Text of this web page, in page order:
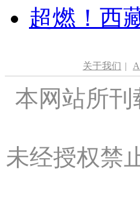
超燃！西
关于我们 |
本网站所
未经授权禁